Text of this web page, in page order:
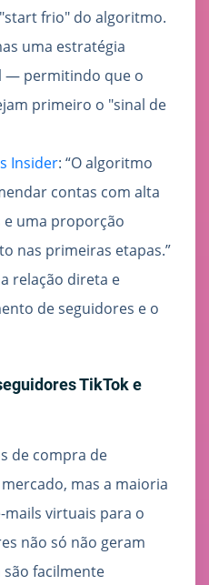
frio" do algoritmo.
uma estratégia
— permitindo que o
primeiro o "sinal de
Insider: “O algoritmo
contas com alta
uma proporção
nas primeiras etapas.”
relação direta e
de seguidores e o
TikTok e
de compra de
mas a maioria
mails virtuais para o
não só não geram
facilmente